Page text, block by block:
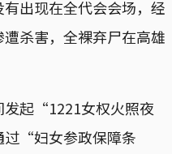
出现在全代会会场，经
杀害，全裸弃尸在高雄
发起“1221女权火照夜
“妇女参政保障条